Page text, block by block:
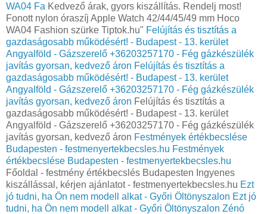
WA04 Fa Kedvező árak, gyors kiszállítás. Rendelj most!
Fonott nylon óraszíj Apple Watch 42/44/45/49 mm Hoco
WA04 Fashion szürke Tiptok.hu" Felújítás és tisztítás a
gazdaságosabb működésért! - Budapest - 13. kerület
Angyalföld - Gázszerelő +36203257170 - Fég gázkészülék
javítás gyorsan, kedvező áron Felújítás és tisztítás a
gazdaságosabb működésért! - Budapest - 13. kerület
Angyalföld - Gázszerelő +36203257170 - Fég gázkészülék
javítás gyorsan, kedvező áron Felújítás és tisztítás a
gazdaságosabb működésért! - Budapest - 13. kerület
Angyalföld - Gázszerelő +36203257170 - Fég gázkészülék
javítás gyorsan, kedvező áron Festmények értékbecslése
Budapesten - festmenyertekbecsles.hu Festmények
értékbecslése Budapesten - festmenyertekbecsles.hu
Főoldal - festmény értékbecslés Budapesten Ingyenes
kiszállással, kérjen ajánlatot - festmenyertekbecsles.hu Ezt
jó tudni, ha Ön nem modell alkat - Győri Öltönyszalon Ezt jó
tudni, ha Ön nem modell alkat - Győri Öltönyszalon Zénó